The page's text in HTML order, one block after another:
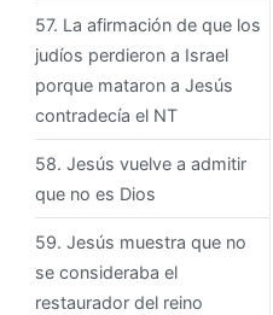
57. La afirmación de que los
judíos perdieron a Israel
porque mataron a Jesús
contradecía el NT
58. Jesús vuelve a admitir
que no es Dios
59. Jesús muestra que no
se consideraba el
restaurador del reino